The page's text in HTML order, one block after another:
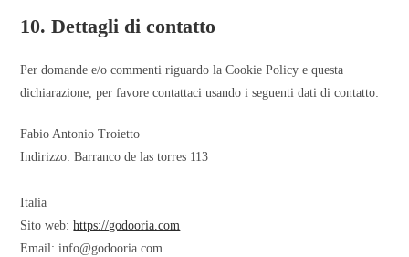
10. Dettagli di contatto
Per domande e/o commenti riguardo la Cookie Policy e questa
dichiarazione, per favore contattaci usando i seguenti dati di contatto:
Fabio Antonio Troietto
Indirizzo: Barranco de las torres 113
Italia
Sito web:https://godooria.com
Email:info@godooria.com